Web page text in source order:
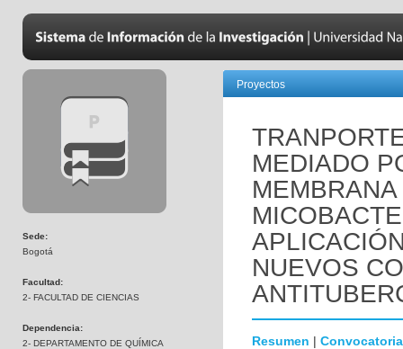
Sede:
Bogotá
Facultad:
2- FACULTAD DE CIENCIAS
Dependencia:
2- DEPARTAMENTO DE QUÍMICA
Proyectos
MEDIADO
NUEVOS
Resumen | Convocatoria